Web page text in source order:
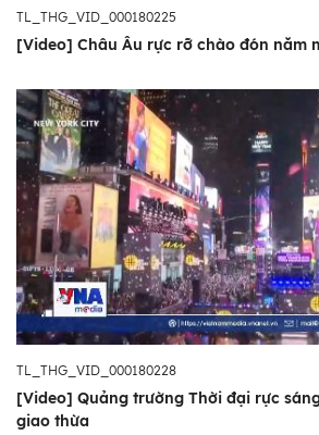
TL_THG_VID_000180225
[Video] Châu Âu rực rỡ chào đón năm
TL_THG_VID_000180228
[Video] Quảng trường Thời đại rực
giao thừa